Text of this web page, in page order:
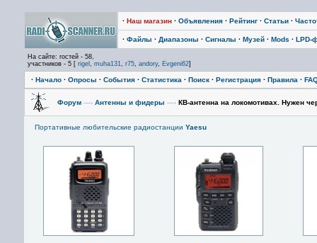
· Наш магазин · Объявления · Рейтинг · Статьи ·
· Файлы · Диапазоны · Сигналы · Музей · Mods · LPD-
На сайте: гостей - 58,
участников - 5 [ rigel , muha131, r75, andory, Evgeni62]
· Начало · Опросы · События · Статистика · Поиск · Регистрация · Правила ·
Форум —› Антенны и фидеры —› КВ-антенна на локомотивах. Нужен
Портативные любительские радиостанции Yaesu